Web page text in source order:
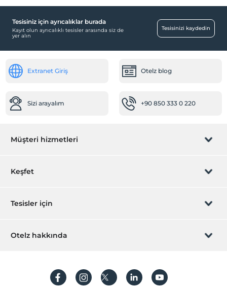
Tesisiniz için ayrıcalıklar burada
Kayıt olun ayrıcalıklı tesisler arasında siz de
yer alın
Tesisinizi kaydedin
Extranet Giriş Otelz blog
Sizi arayalım +90 850 333 0 220
Müşteri hizmetleri
Rezervasyon yönet
Sıkça sorulan sorular
Keşfet
Hediye Kart
Hesap oluştur
Tesisler için
Hemen tesisinizi ekleyin
Otelz hakkında